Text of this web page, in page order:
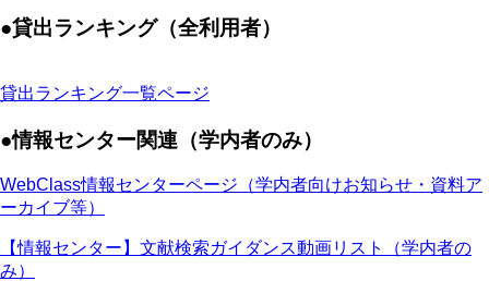
●貸出ランキング（全利用者）
貸出ランキング一覧ページ
●情報センター関連（学内者のみ）
WebClass情報センターページ（学内者向けお知らせ・資料ア
ーカイブ等）
【情報センター】文献検索ガイダンス動画リスト（学内者の
み）